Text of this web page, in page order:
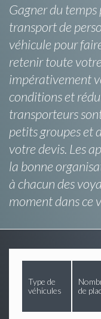
Gagner du
transport de
véhicule pour
retenir toute
impérativement
conditions et
transporteurs
petits groupes et
votre devis. Les
la bonne
à chacun des
moment dans ce
Type de
véhicules
de